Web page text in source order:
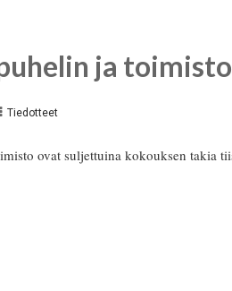
ja
Tiedotteet
ovat suljettuina kokouksen takia